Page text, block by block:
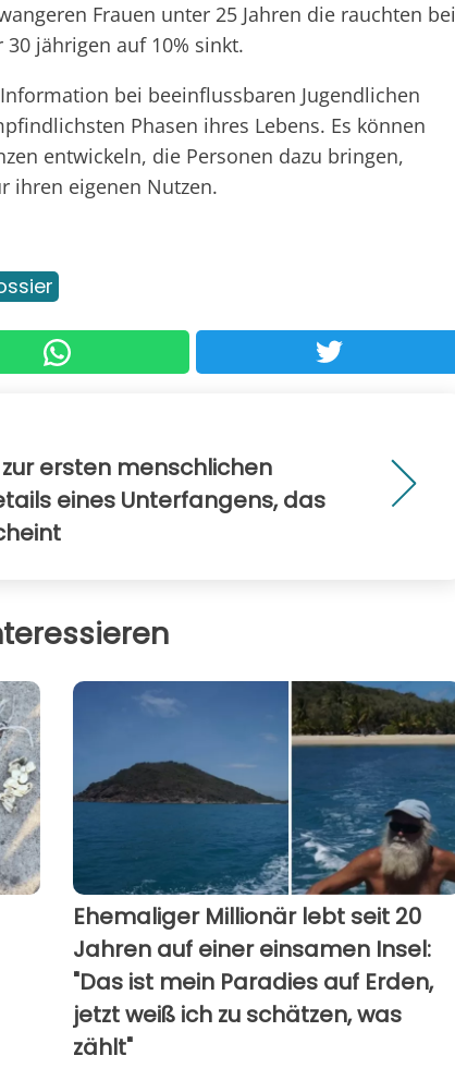
Frauen unter 25 Jahren die rauchten bei
jährigen auf 10% sinkt.
bei beeinflussbaren Jugendlichen
Phasen ihres Lebens. Es können
entwickeln, die Personen dazu bringen,
ihren eigenen Nutzen.
ersten menschlichen
eines Unterfangens, das
Ehemaliger Millionär lebt seit 20
Jahren auf einer einsamen Insel:
"Das ist mein Paradies auf Erden,
jetzt weiß ich zu schätzen, was
zählt"